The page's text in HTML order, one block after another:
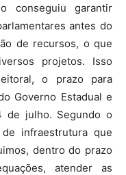
conseguiu garantir
antes do
de recursos, o que
projetos. Isso
o prazo para
Governo Estadual e
de julho. Segundo o
infraestrutura que
dentro do prazo
atender as